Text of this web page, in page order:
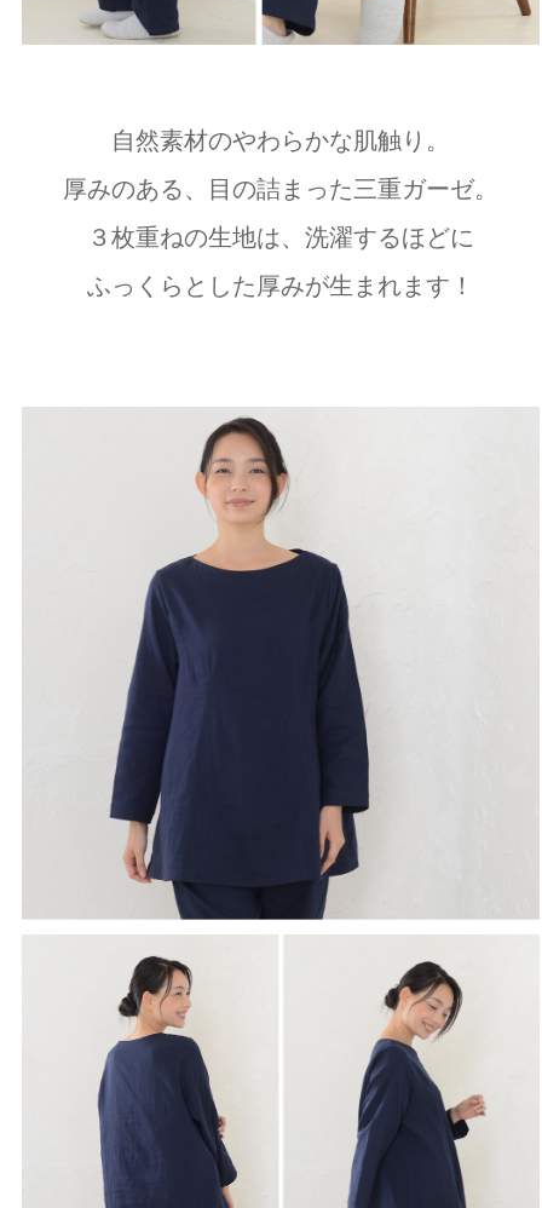
自然素材のやわらかな肌触り。
厚みのある、目の詰まった三重ガーゼ。
３枚重ねの生地は、洗濯するほどに
ふっくらとした厚みが生まれます！